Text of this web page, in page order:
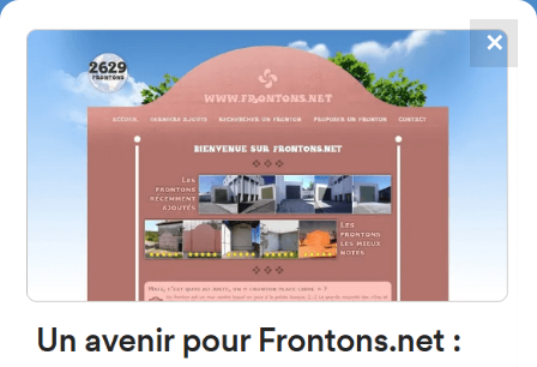
FRONTONS.NET
RECHERCHER UN FRONTON
PROPOSER UN FRONTON
4867
frontons
✕